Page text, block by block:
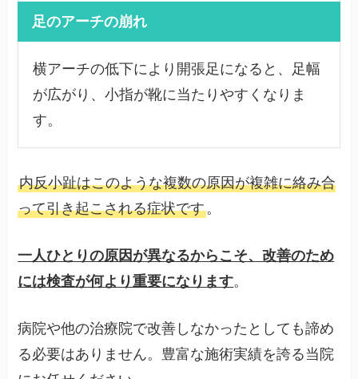
足のアーチの崩れ
横アーチの低下により開張足になると、足幅
が広がり、小指が靴に当たりやすくなりま
す。
内反小趾はこのような複数の原因が複雑に絡み合
って引き起こされる症状です。
一人ひとりの原因が異なるからこそ、改善のため
には検査が何より重要になります。
病院や他の治療院で改善しなかったとしても諦め
る必要はありません。豊富な施術実績を誇る当院